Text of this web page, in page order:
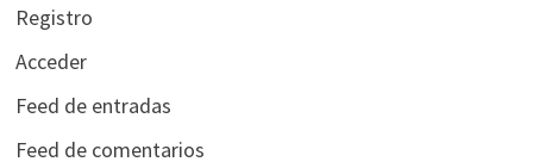
Registro
Acceder
Feed de entradas
Feed de comentarios